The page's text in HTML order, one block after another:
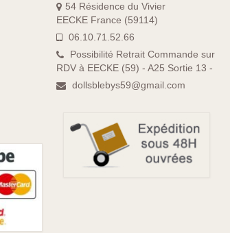
54 Résidence du Vivier
EECKE France (59114)
06.10.71.52.66
Possibilité Retrait Commande sur
RDV à EECKE (59) - A25 Sortie 13 -
dollsblebys59@gmail.com